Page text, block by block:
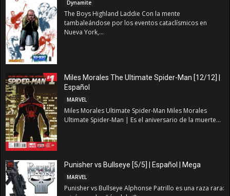
Dynamite
The Boys Highland Laddie Con la mente
tambaleándose por los eventos cataclísmicos en
Nueva York,...
Miles Morales The Ultimate Spider-Man [12/12] |
Español
MARVEL
Miles Morales Ultimate Spider-Man Miles Morales
Ultimate Spider-Man | Es el aniversario de la muerte...
Punisher vs Bullseye [5/5] | Español | Mega
MARVEL
Punisher vs Bullseye Alphonse Patrillo es una raza rara: